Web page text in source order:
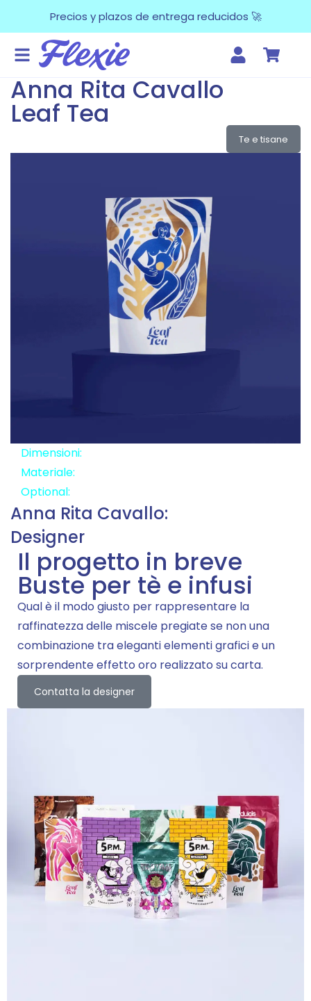
Precios y plazos de entrega reducidos 🚀
Anna Rita Cavallo
Leaf Tea
Te e tisane
Dimensioni:
Materiale:
Optional:
Anna Rita Cavallo:
Designer
Il progetto in breve
Buste per tè e infusi
Qual è il modo giusto per rappresentare la
raffinatezza delle miscele pregiate se non una
combinazione tra eleganti elementi grafici e un
sorprendente effetto oro realizzato su carta.
Contatta la designer